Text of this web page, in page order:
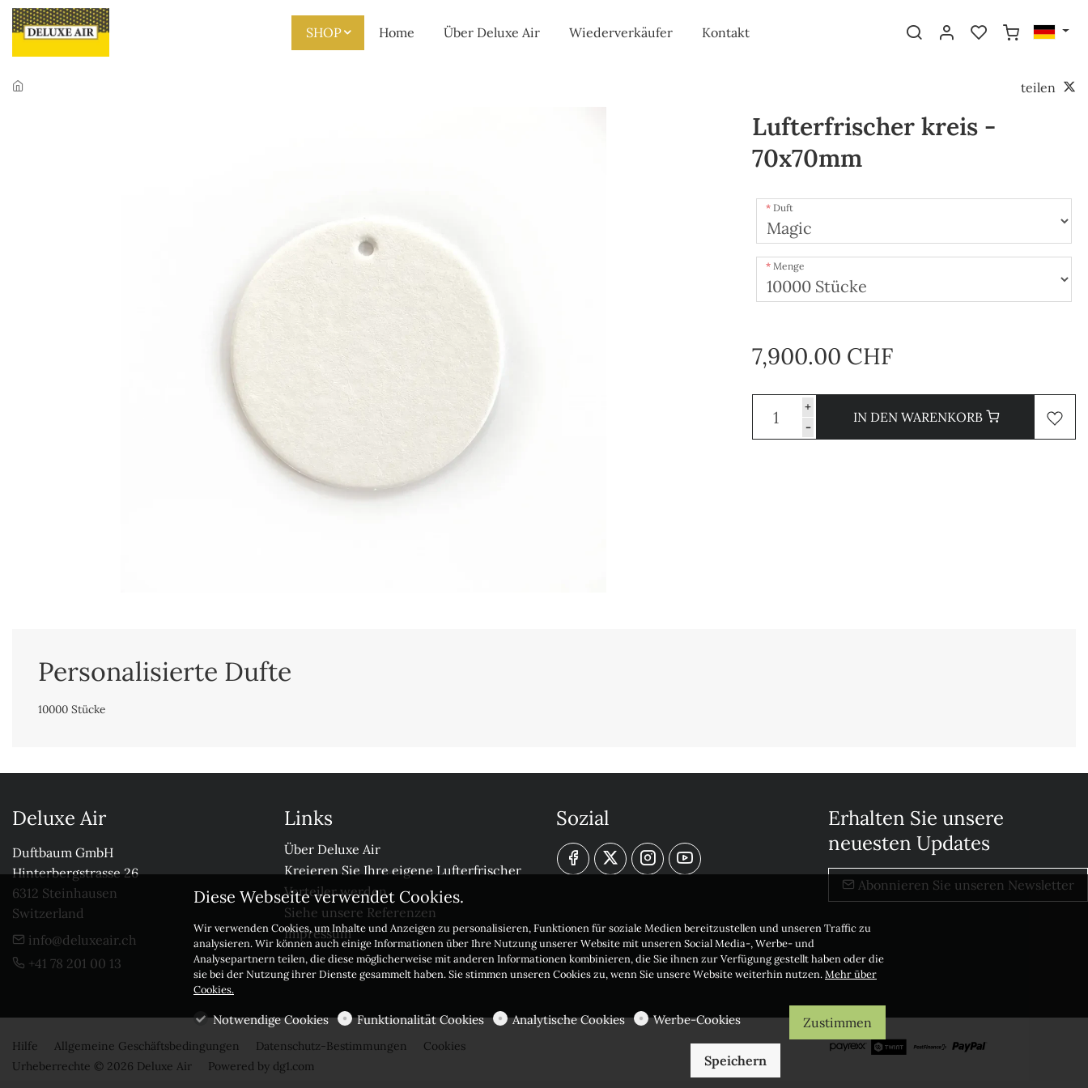
Skip to main content
SHOP
Home Über Deluxe Air Wiederverkäufer Kontakt
teilen
Lufterfrischer kreis -
70x70mm
Duft
Menge
7,900.00 CHF
+
-
IN DEN WARENKORB
Personalisierte Dufte
10000 Stücke
Deluxe Air
Duftbaum GmbH
Hinterbergstrasse 26
6312 Steinhausen
Switzerland
info@deluxeair.ch
+41 78 201 00 13
Links
Über Deluxe Air
Kreieren Sie Ihre eigene Lufterfrischer
Verteiler werden
Siehe unsere Referenzen
Impressum
Sozial
Erhalten Sie unsere
neuesten Updates
Abonnieren Sie unseren Newsletter
Hilfe Allgemeine Geschäftsbedingungen Datenschutz-Bestimmungen
Cookies
Urheberrechte © 2026 Deluxe Air
Powered by dg1.com
Diese Webseite verwendet Cookies.
Wir verwenden Cookies, um Inhalte und Anzeigen zu personalisieren, Funktionen für soziale Medien bereitzustellen und unseren Traffic zu
analysieren. Wir können auch einige Informationen über Ihre Nutzung unserer Website mit unseren Social Media-, Werbe- und
Analysepartnern teilen, die diese möglicherweise mit anderen Informationen kombinieren, die Sie ihnen zur Verfügung gestellt haben oder die
sie bei der Nutzung ihrer Dienste gesammelt haben. Sie stimmen unseren Cookies zu, wenn Sie unsere Website weiterhin nutzen.Mehr über
Cookies.
Notwendige Cookies Funktionalität Cookies Analytische Cookies Werbe-Cookies Zustimmen
Speichern